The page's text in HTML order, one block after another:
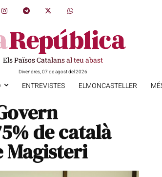
Els Països Catalans al teu abast
Divendres, 07 de agost del 2026
ENTREVISTES ELMONCASTELLER
de català
Magisteri